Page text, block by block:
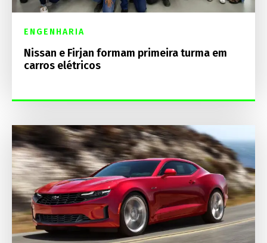
ENGENHARIA
Nissan e Firjan formam primeira turma em
carros elétricos